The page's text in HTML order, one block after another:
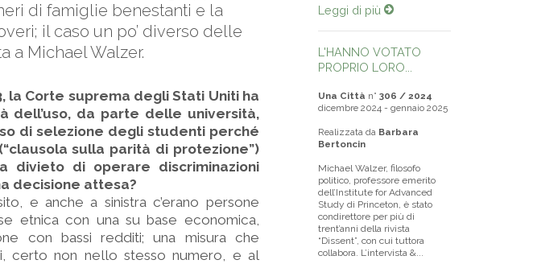
di famiglie benestanti e la
il caso un po’ diverso delle
a Michael Walzer.
la Corte suprema degli Stati Uniti ha
dell’uso, da parte delle università,
di selezione degli studenti perché
sulla parità di protezione”)
divieto di operare discriminazioni
decisione attesa?
e anche a sinistra c’erano persone
etnica con una su base economica,
con bassi redditi; una misura che
certo non nello stesso numero, e al
Leggi di più
L'HANNO VOTATO
PROPRIO LORO...
Una Città n° 306 / 2024
dicembre 2024 - gennaio 2025
Realizzata da Barbara
Bertoncin
Michael Walzer, filosofo
politico, professore emerito
dell’Institute for Advanced
Study di Princeton, è stato
condirettore per più di
trent’anni della rivista
“Dissent”, con cui tuttora
collabora. L’intervista &...